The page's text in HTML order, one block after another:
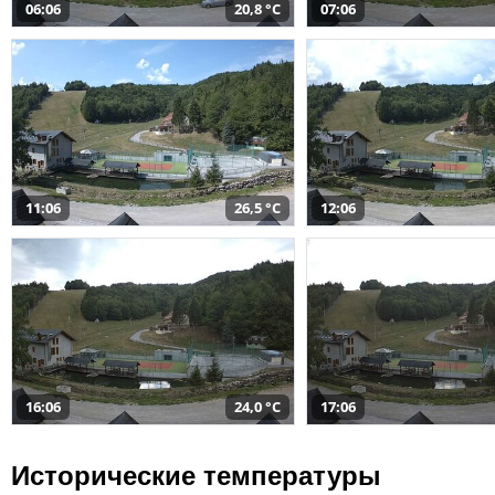
06:06 20,8 °C 07:06
11:06 26,5 °C 12:06
16:06 24,0 °C 17:06
Исторические температуры